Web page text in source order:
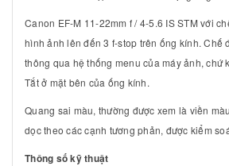
Canon EF-M 11-22mm f / 4-5.6 IS STM với
hình ảnh lên đến 3 f-stop trên ống kính. Chế
thông qua hệ thống menu của máy ảnh, chứ
Tắt ở mặt bên của ống kính.
Quang sai màu, thường được xem là viền
dọc theo các cạnh tương phản, được kiểm
Thông số kỹ thuật